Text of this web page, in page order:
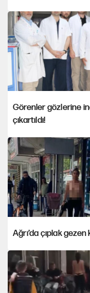
Görenler gözlerine
çıkartıldı!
Ağrı’da çıplak